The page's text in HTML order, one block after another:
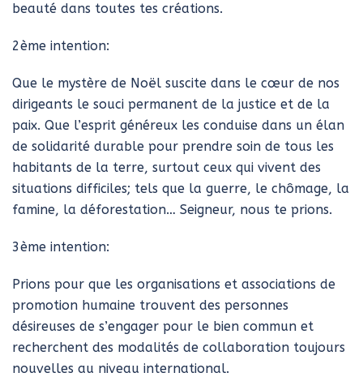
beauté dans toutes tes créations.
2ème intention:
Que le mystère de Noël suscite dans le cœur de nos
dirigeants le souci permanent de la justice et de la
paix. Que l’esprit généreux les conduise dans un élan
de solidarité durable pour prendre soin de tous les
habitants de la terre, surtout ceux qui vivent des
situations difficiles; tels que la guerre, le chômage, la
famine, la déforestation… Seigneur, nous te prions.
3ème intention:
Prions pour que les organisations et associations de
promotion humaine trouvent des personnes
désireuses de s’engager pour le bien commun et
recherchent des modalités de collaboration toujours
nouvelles au niveau international.